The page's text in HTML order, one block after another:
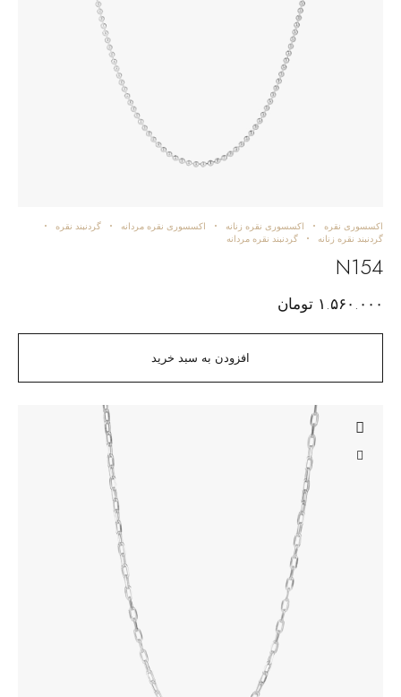
افزودن به سبد خرید
اکسسوری نقره اکسسوری نقره زنانه اکسسوری نقره مردانه
گردنبند نقره
گردنبند نقره زنانه
گردنبند نقره مردانه
N154
۱.۵۶۰.۰۰۰ تومان